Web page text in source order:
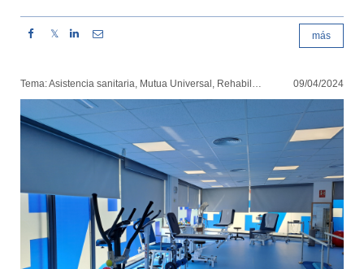
𝕏 más
Tema: Asistencia sanitaria, Mutua Universal, Rehabilitación 09/04/2024